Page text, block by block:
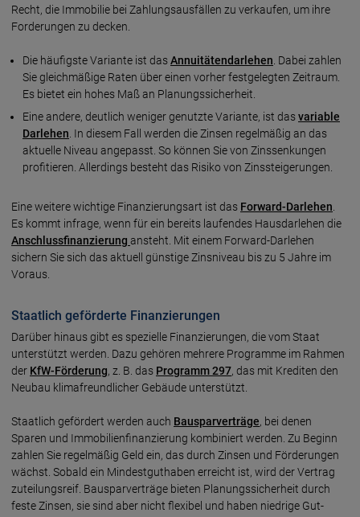
Recht, die Immobilie bei Zahlungsausfällen zu verkaufen, um ihre
Forderungen zu decken.
Die häufigste Variante ist dasAnnuitätendarlehen . Dabei zahlen
Sie gleichmäßige Raten über einen vorher festgelegten Zeitraum.
Es bietet ein hohes Maß an Planungssicherheit.
Eine andere, deutlich weniger genutzte Variante, ist dasvariable
Darlehen . In diesem Fall werden die Zinsen regelmäßig an das
aktuelle Niveau angepasst. So können Sie von Zinssenkungen
profitieren. Allerdings besteht das Risiko von Zinssteigerungen.
Eine weitere wichtige Finanzierungsart ist das Forward-Darlehen
Es kommt infrage, wenn für ein bereits laufendes Hausdarlehen die
Anschlussfinanzierung ansteht. Mit einem Forward-Darlehen
sichern Sie sich das aktuell günstige Zinsniveau bis zu 5 Jahre im
Voraus.
Staatlich geförderte Finanzierungen
Darüber hinaus gibt es spezielle Finan­zierungen, die vom Staat
unter­stützt werden. Dazu gehören mehrere Prog­ramme im Rahmen
der KfW-Förderung, z. B. das Programm 297, das mit Krediten den
Neubau klima­freund­licher Gebäude unterstützt.
Staatlich gefördert werden auch Bau­spar­verträge, bei denen
Sparen und Immo­bilien­finan­zierung kombiniert werden. Zu Beginn
zahlen Sie regel­mäßig Geld ein, das durch Zinsen und Förde­rungen
wächst. Sobald ein Mindest­guthaben erreicht ist, wird der Vertrag
zuteilungs­reif. Bau­spar­verträge bieten Planungs­sicherheit durch
feste Zinsen, sie sind aber nicht flexibel und haben niedrige Gut­